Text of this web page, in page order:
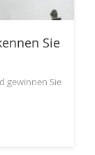
Sie
gewinnen Sie